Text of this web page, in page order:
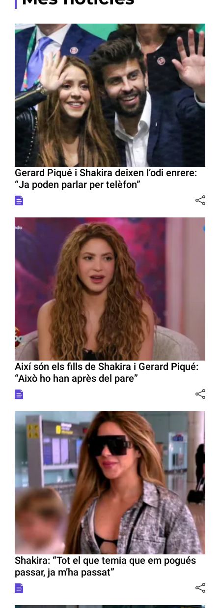
Gerard Piqué i Shakira deixen l’odi enrere:
“Ja poden parlar per telèfon”
Així són els fills de Shakira i Gerard Piqué:
“Això ho han après del pare”
Shakira: “Tot el que temia que em pogués
passar, ja m’ha passat”